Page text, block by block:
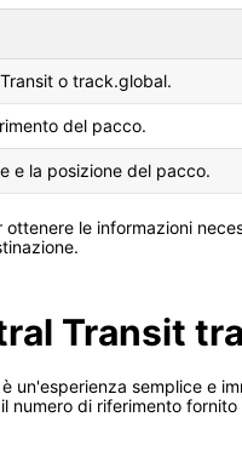
o track.global.
del pacco.
e la posizione del pacco.
le informazioni
Transit
un'esperienza semplice e
di riferimento